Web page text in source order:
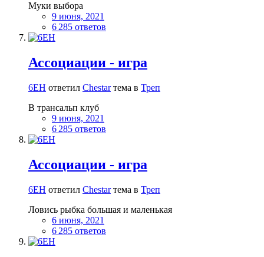
Муки выбора
9 июня, 2021
6 285 ответов
Ассоциации - игра
6EH ответил Сhestarтема в Треп
В трансальп клуб
9 июня, 2021
6 285 ответов
Ассоциации - игра
6EH ответил Сhestarтема в Треп
Ловись рыбка большая и маленькая
6 июня, 2021
6 285 ответов